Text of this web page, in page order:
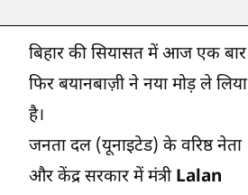
बिहार की सियासत में आज एक बार
फिर बयानबाज़ी ने नया मोड़ ले लिया
है।
जनता दल (यूनाइटेड) के वरिष्ठ नेता
और केंद्र सरकार में मंत्री Lalan